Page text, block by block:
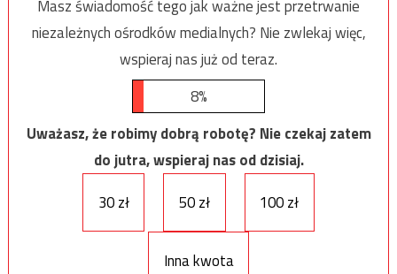
Masz świadomość tego jak ważne jest przetrwanie
niezależnych ośrodków medialnych? Nie zwlekaj więc,
wspieraj nas już od teraz.
8%
Uważasz, że robimy dobrą robotę? Nie czekaj zatem
do jutra, wspieraj nas od dzisiaj.
30 zł
50 zł 100 zł
Inna kwota